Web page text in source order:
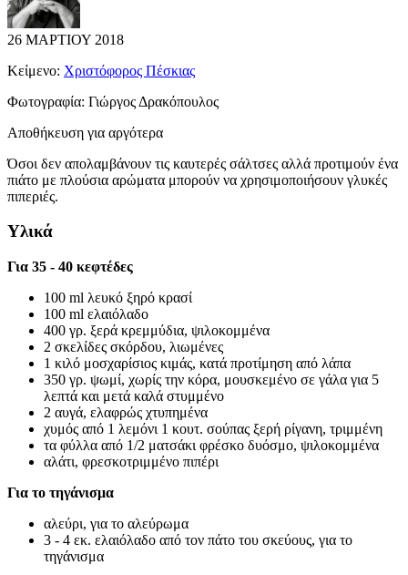
26 ΜΑΡΤΙΟΥ 2018
Κείμενο: Χριστόφορος Πέσκιας
Φωτογραφία: Γιώργος Δρακόπουλος
Αποθήκευση για αργότερα
Όσοι δεν απολαμβάνουν τις καυτερές σάλτσες αλλά προτιμούν ένα
πιάτο με πλούσια αρώματα μπορούν να χρησιμοποιήσουν γλυκές
πιπεριές.
Υλικά
Για 35 - 40 κεφτέδες
100 ml λευκό ξηρό κρασί
100 ml ελαιόλαδο
400 γρ. ξερά κρεμμύδια, ψιλοκομμένα
2 σκελίδες σκόρδου, λιωμένες
1 κιλό μοσχαρίσιος κιμάς, κατά προτίμηση από λάπα
350 γρ. ψωμί, χωρίς την κόρα, μουσκεμένο σε γάλα για 5
λεπτά και μετά καλά στυμμένο
2 αυγά, ελαφρώς χτυπημένα
χυμός από 1 λεμόνι 1 κουτ. σούπας ξερή ρίγανη, τριμμένη
τα φύλλα από 1/2 ματσάκι φρέσκο δυόσμο, ψιλοκομμένα
αλάτι, φρεσκοτριμμένο πιπέρι
Για το τηγάνισμα
αλεύρι, για το αλεύρωμα
3 - 4 εκ. ελαιόλαδο από τον πάτο του σκεύους, για το
τηγάνισμα